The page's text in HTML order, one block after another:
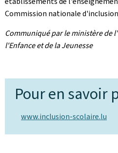
Commission nationale
Communiqué par le ministère de
l'Enfance et de la Jeunesse
Pour en savoir
www.inclusion-scolaire.lu